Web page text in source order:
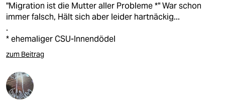
"Migration ist die Mutter aller Probleme *" War schon
immer falsch, Hält sich aber leider hartnäckig...
.
* ehemaliger CSU-Innendödel
zum Beitrag